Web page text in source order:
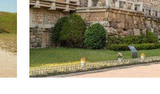
à
Gyeongju